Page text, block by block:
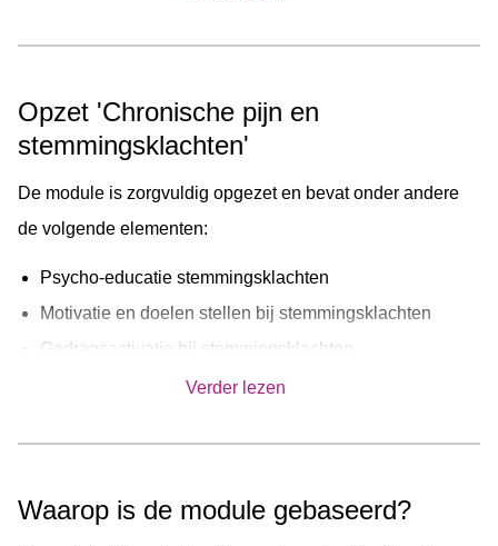
aandacht voor terugvalpreventie.
informatie, lezen de ervaringen van andere cliënten, en
gaan aan de slag met één of meerdere oefeningen. Na het
afronden van de module hebben deelnemers praktische
handvatten om beter om te gaan met stemmingsklachten.
Opzet 'Chronische pijn en
stemmingsklachten'
De module is zorgvuldig opgezet en bevat onder andere
de volgende elementen:
Psycho-educatie stemmingsklachten
Motivatie en doelen stellen bij stemmingsklachten
Gedragsactivatie bij stemmingsklachten
actieplannen.
Verder lezen
Waarop is de module gebaseerd?